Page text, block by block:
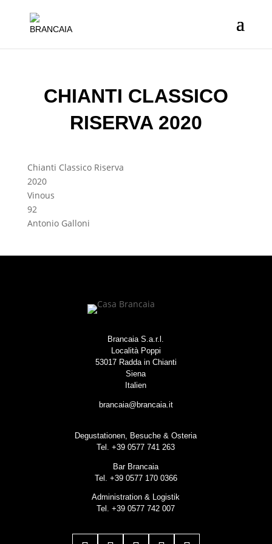
CHIANTI CLASSICO
RISERVA 2020
Chianti Classico Riserva
2020
Vinous
92
Antonio Galloni
Brancaia S.a.r.l.
Località Poppi
53017 Radda in Chianti
Siena
Italien
brancaia@brancaia.it
Degustationen, Besuche & Osteria
Tel. +39 0577 741 263
Bar Brancaia
Tel. +39 0577 170 0366
Administration & Logistik
Tel. +39 0577 742 007